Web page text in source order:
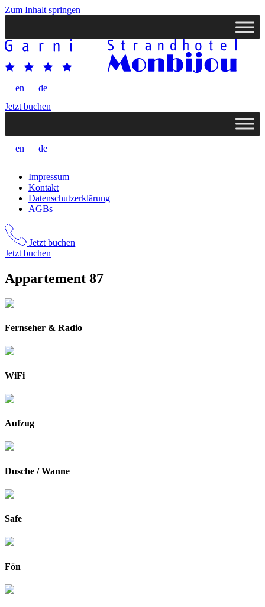
Zum Inhalt springen
en
de
Jetzt buchen
en de
Impressum
Kontakt
Datenschutzerklärung
AGBs
Jetzt buchen
Jetzt buchen
Appartement 87
Fernseher & Radio
WiFi
Aufzug
Dusche / Wanne
Safe
Fön